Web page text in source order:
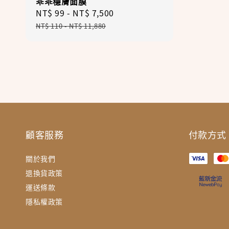
Sale
price
NT$ 99 - NT$ 7,500
NT$ 110-NT$ 11,880
顧客服務
關於我們
退換貨政策
運送條款
隱私權政策
付款方式